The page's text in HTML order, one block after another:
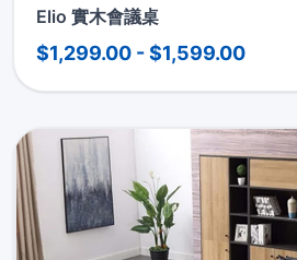
Elio 實木會議桌
$1,299.00 - $1,599.00